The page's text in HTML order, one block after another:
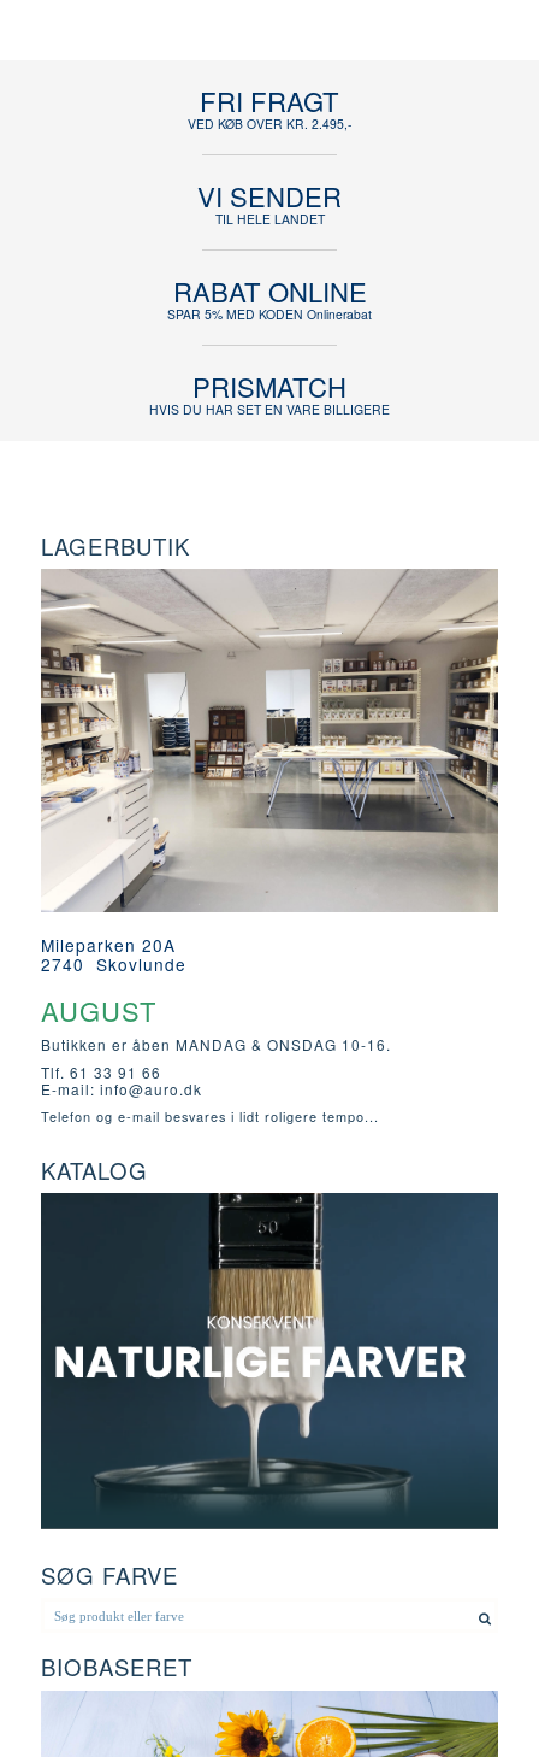
FRI FRAGT
VED KØB OVER KR. 2.495,-
VI SENDER
TIL HELE LANDET
RABAT ONLINE
SPAR 5% MED KODEN Onlinerabat
PRISMATCH
HVIS DU HAR SET EN VARE BILLIGERE
LAGERBUTIK
Mileparken 20A
2740 Skovlunde
AUGUST
Butikken er åben MANDAG & ONSDAG 10-16.
Tlf. 61 33 91 66
E-mail: info@auro.dk
Telefon og e-mail besvares i lidt roligere tempo...
KATALOG
SØG FARVE
BIOBASERET